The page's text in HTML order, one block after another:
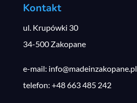
Kontakt
ul. Krupówki 30
34-500 Zakopane
e-mail: info@madeinzakopane.pl
telefon: +48 663 485 242